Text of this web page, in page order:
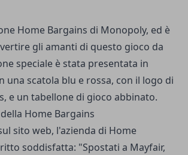
Home Bargains di Monopoly, ed è
gli amanti di questo gioco da
speciale è stata presentata in
una scatola blu e rossa, con il logo di
e un tabellone di gioco abbinato.
Home Bargains
sito web, l'azienda di Home
soddisfatta: "Spostati a Mayfair,